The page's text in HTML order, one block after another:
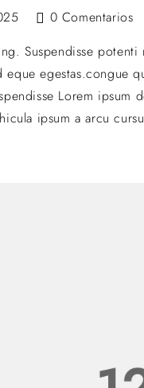
0 Comentarios
Suspendisse
eque egestas.congue
Lorem
ipsum a arcu